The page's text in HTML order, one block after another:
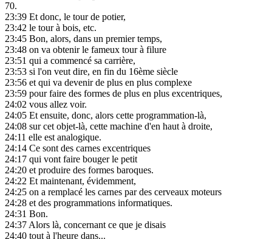
70.
23:39 Et donc, le tour de potier,
23:42 le tour à bois, etc.
23:45 Bon, alors, dans un premier temps,
23:48 on va obtenir le fameux tour à filure
23:51 qui a commencé sa carrière,
23:53 si l'on veut dire, en fin du 16ème siècle
23:56 et qui va devenir de plus en plus complexe
23:59 pour faire des formes de plus en plus excentriques,
24:02 vous allez voir.
24:05 Et ensuite, donc, alors cette programmation-là,
24:08 sur cet objet-là, cette machine d'en haut à droite,
24:11 elle est analogique.
24:14 Ce sont des carnes excentriques
24:17 qui vont faire bouger le petit
24:20 et produire des formes baroques.
24:22 Et maintenant, évidemment,
24:25 on a remplacé les carnes par des cerveaux moteurs
24:28 et des programmations informatiques.
24:31 Bon.
24:37Alors là, concernant ce que je disais
24:40 tout à l'heure dans...